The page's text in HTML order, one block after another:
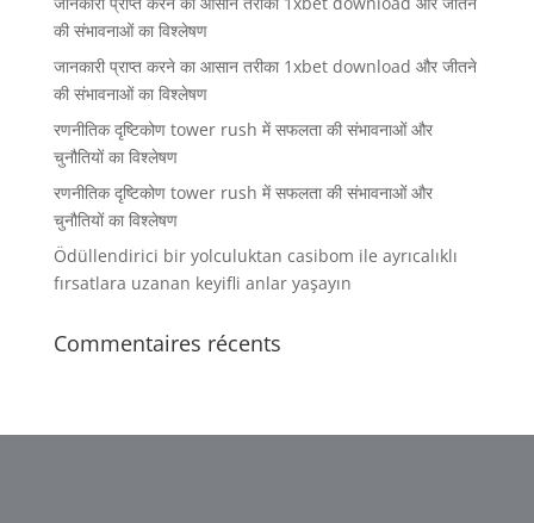
की संभावनाओं का विश्लेषण
जानकारी प्राप्त करने का आसान तरीका 1xbet download और जीतने
की संभावनाओं का विश्लेषण
रणनीतिक दृष्टिकोण tower rush में सफलता की संभावनाओं और
चुनौतियों का विश्लेषण
रणनीतिक दृष्टिकोण tower rush में सफलता की संभावनाओं और
चुनौतियों का विश्लेषण
Ödüllendirici bir yolculuktan casibom ile ayrıcalıklı
fırsatlara uzanan keyifli anlar yaşayın
Commentaires récents